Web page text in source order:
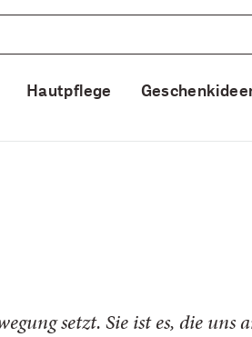
Hautpflege
setzt. Sie ist es, die uns